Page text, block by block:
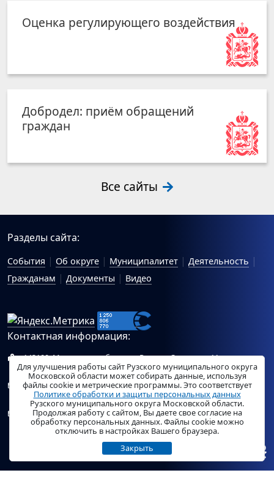
Оценка регулирующего воздействия
Добродел: приём обращений
граждан
Все сайты
Разделы сайта:
События Об округе Муниципалитет
Деятельность
Гражданам
Документы Видео
Контактная информация:
143100, Московская область, г.Руза, ул.Солнцева, 11
Схема проезда
Общий отдел Администрации Рузского муниципального
округа:ruza_region_ruza@mosreg.ru.
Отдел по работе с обращениями граждан Администрации
Рузского муниципального округа:ruza_og_argo@mosreg.ru
Для улучшения работы сайт Рузского муниципального округа
Московской области может собирать данные, используя
файлы cookie и метрические программы. Это соответствует
Политике обработки и защиты персональных данных
Рузского муниципального округа Московской области.
Продолжая работу с сайтом, Вы даете свое согласие на
обработку персональных данных. Файлы cookie можно
отключить в настройках Вашего браузера.
Закрыть